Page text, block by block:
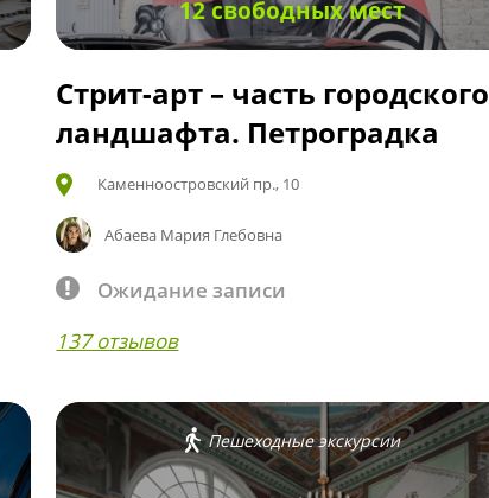
12 свободных мест
Стрит-арт – часть городского
ландшафта. Петроградка
Каменноостровский пр., 10
Абаева Мария Глебовна
Ожидание записи
137 отзывов
Пешеходные экскурсии